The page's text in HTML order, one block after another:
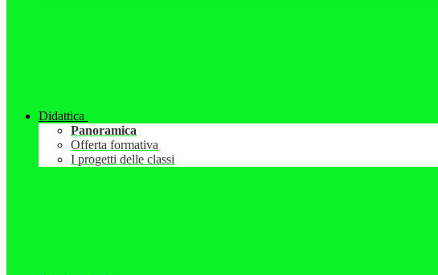
Didattica
Panoramica
Offerta formativa
I progetti delle classi